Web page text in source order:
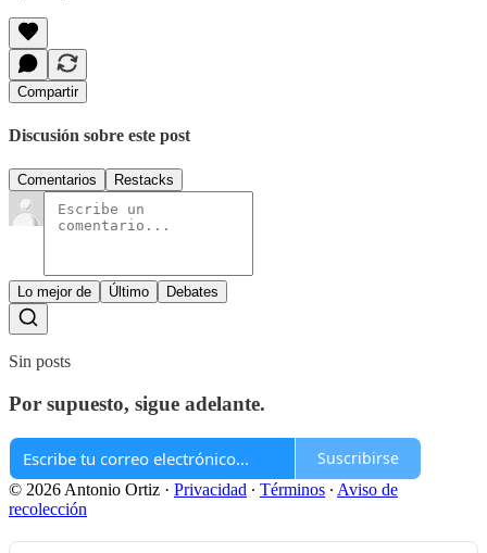
Compartir
Discusión sobre este post
Comentarios Restacks
Lo mejor de Último Debates
Sin posts
Por supuesto, sigue adelante.
Suscribirse
© 2026 Antonio Ortiz · Privacidad ∙ Términos ∙ Aviso de
recolección